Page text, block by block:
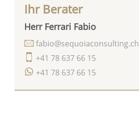
Ihr Berater
Herr Ferrari Fabio
+41 78 637 66 15
+41 78 637 66 15
fabio@sequoiaconsulting.ch